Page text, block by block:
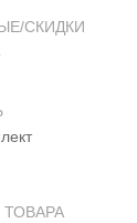
СКИДКИ
ТОВАРА